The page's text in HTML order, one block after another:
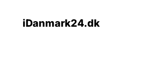
iDanmark24.dk